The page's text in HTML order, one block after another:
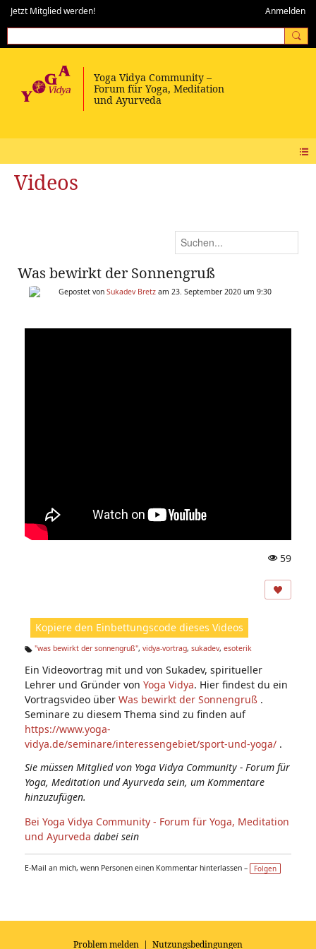
Jetzt Mitglied werden! Anmelden
Videos
Was bewirkt der Sonnengruß
Gepostet von Sukadev Bretz am 23. September 2020 um 9:30
ns
ic
59
Kopiere den Einbettungscode dieses Videos
g
s:
"was bewirkt der sonnengruß‏‎", vidya-vortrag, sukadev, esoterik
Ein Videovortrag mit und von Sukadev, spiritueller
Lehrer und Gründer von Yoga Vidya. Hier findest du ein
Vortragsvideo über Was bewirkt der Sonnengruß .
Seminare zu diesem Thema sind zu finden auf
https://www.yoga-
vidya.de/seminare/interessengebiet/sport-und-yoga/ .
Sie müssen Mitglied von Yoga Vidya Community - Forum für
Yoga, Meditation und Ayurveda sein, um Kommentare
hinzuzufügen.
Bei Yoga Vidya Community - Forum für Yoga, Meditation
und Ayurveda dabei sein
E-Mail an mich, wenn Personen einen Kommentar hinterlassen – Folgen
Problem melden | Nutzungsbedingungen